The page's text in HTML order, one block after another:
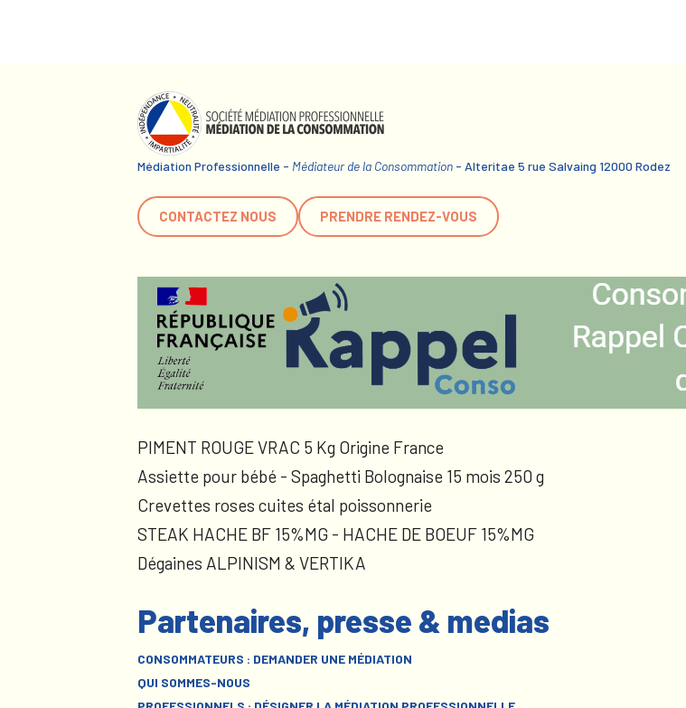
Médiation Professionnelle - Médiateur de la Consommation - Alteritae 5 rue Salvaing 12000 Rodez
CONTACTEZ NOUS PRENDRE RENDEZ-VOUS
PIMENT ROUGE VRAC 5 Kg Origine France
Assiette pour bébé - Spaghetti Bolognaise 15 mois 250 g
Crevettes roses cuites étal poissonnerie
STEAK HACHE BF 15%MG - HACHE DE BOEUF 15%MG
Dégaines ALPINISM & VERTIKA
Partenaires, presse & medias
CONSOMMATEURS : DEMANDER UNE MÉDIATION
QUI SOMMES-NOUS